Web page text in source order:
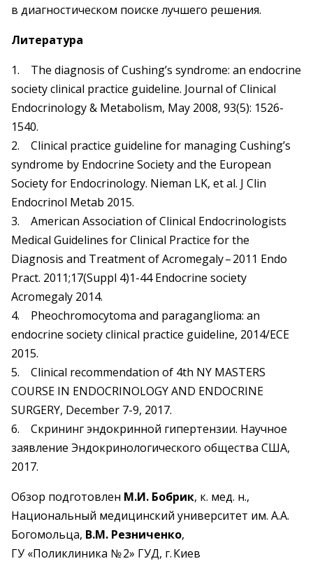
в диагностическом поиске лучшего решения.
Литература
1. The diagnosis of Cushing’s syndrome: an endocrine
society clinical practice guideline. Journal of Clinical
Endocrinology & Metabolism, May 2008, 93(5): 1526-
1540.
2. Clinical practice guideline for managing Cushing’s
syndrome by Endocrine Society and the European
Society for Endocrinology. Nieman LK, et al. J Clin
Endocrinol Metab 2015.
3. American Association of Clinical Endocrinologists
Medical Guidelines for Clinical Practice for the
Diagnosis and Treatment of Acromegaly – ​2011 Endo
Pract. 2011;17(Suppl 4)1-44 Endocrine society
Acromegaly 2014.
4. Pheochromocytoma and paraganglioma: an
endocrine society clinical practice guideline, 2014/ЕСЕ
2015.
5. Clinical recommendation of 4th NY MASTERS
COURSE IN ENDOCRINOLOGY AND ENDOCRINE
SURGERY, December 7-9, 2017.
6. Скрининг эндокринной гипертензии. Научное
заявление Эндокринологического общества США,
2017.
Обзор подготовлен М.И. Бобрик, к. мед. н.,
Национальный медицинский университет им. А.А.
Богомольца, В.М. Резниченко,
ГУ «Поликлиника № 2» ГУД, г. Киев